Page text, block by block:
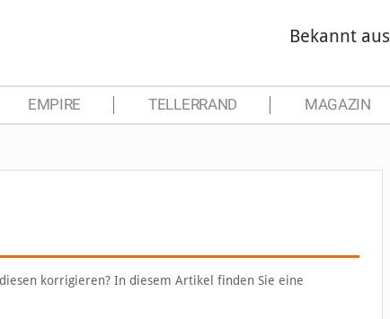
Bekannt aus
EMPIRE TELLERRAND MAGAZIN
korrigieren? In diesem Artikel finden Sie eine